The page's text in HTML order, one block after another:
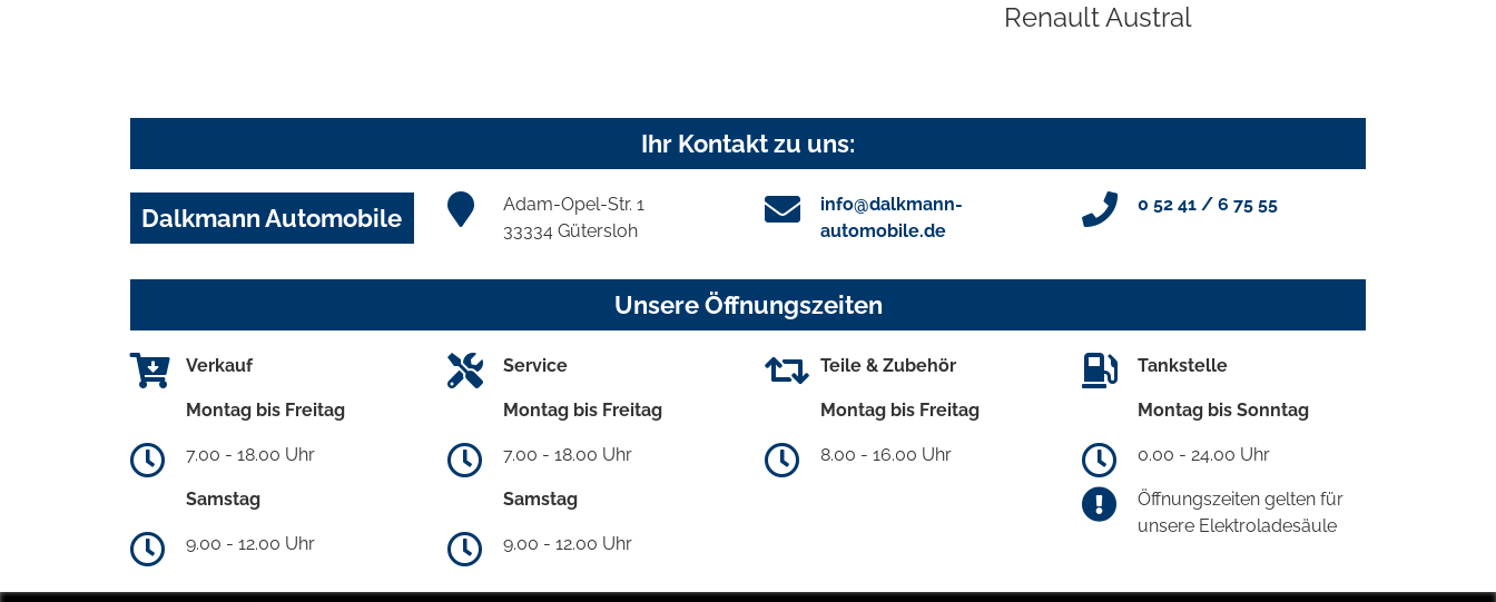
Renault Austral
Ihr Kontakt zu uns:
Dalkmann Automobile
Adam-Opel-Str. 1
33334 Gütersloh
info@dalkmann-
automobile.de
0 52 41 / 6 75 55
Unsere Öffnungszeiten
Verkauf
Montag bis Freitag
7.00 - 18.00 Uhr
Samstag
9.00 - 12.00 Uhr
Service
Montag bis Freitag
7.00 - 18.00 Uhr
Samstag
9.00 - 12.00 Uhr
Teile & Zubehör
Montag bis Freitag
8.00 - 16.00 Uhr
Tankstelle
Montag bis Sonntag
0.00 - 24.00 Uhr
Öffnungszeiten gelten für
unsere Elektroladesäule